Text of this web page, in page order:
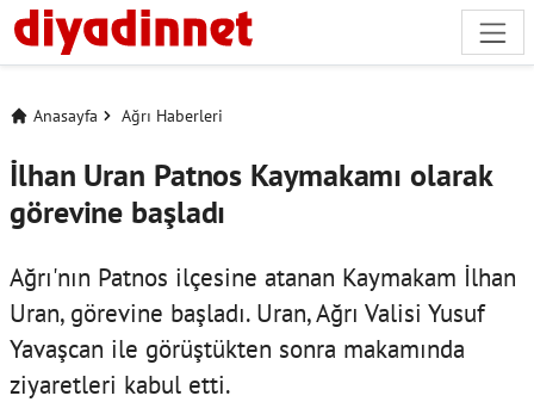
Anasayfa Ağrı Haberleri
İlhan Uran Patnos Kaymakamı olarak
görevine başladı
Ağrı'nın Patnos ilçesine atanan Kaymakam İlhan
Uran, görevine başladı. Uran, Ağrı Valisi Yusuf
Yavaşcan ile görüştükten sonra makamında
ziyaretleri kabul etti.